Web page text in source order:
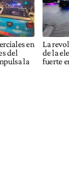
en
del
la
La
de la
fuerte